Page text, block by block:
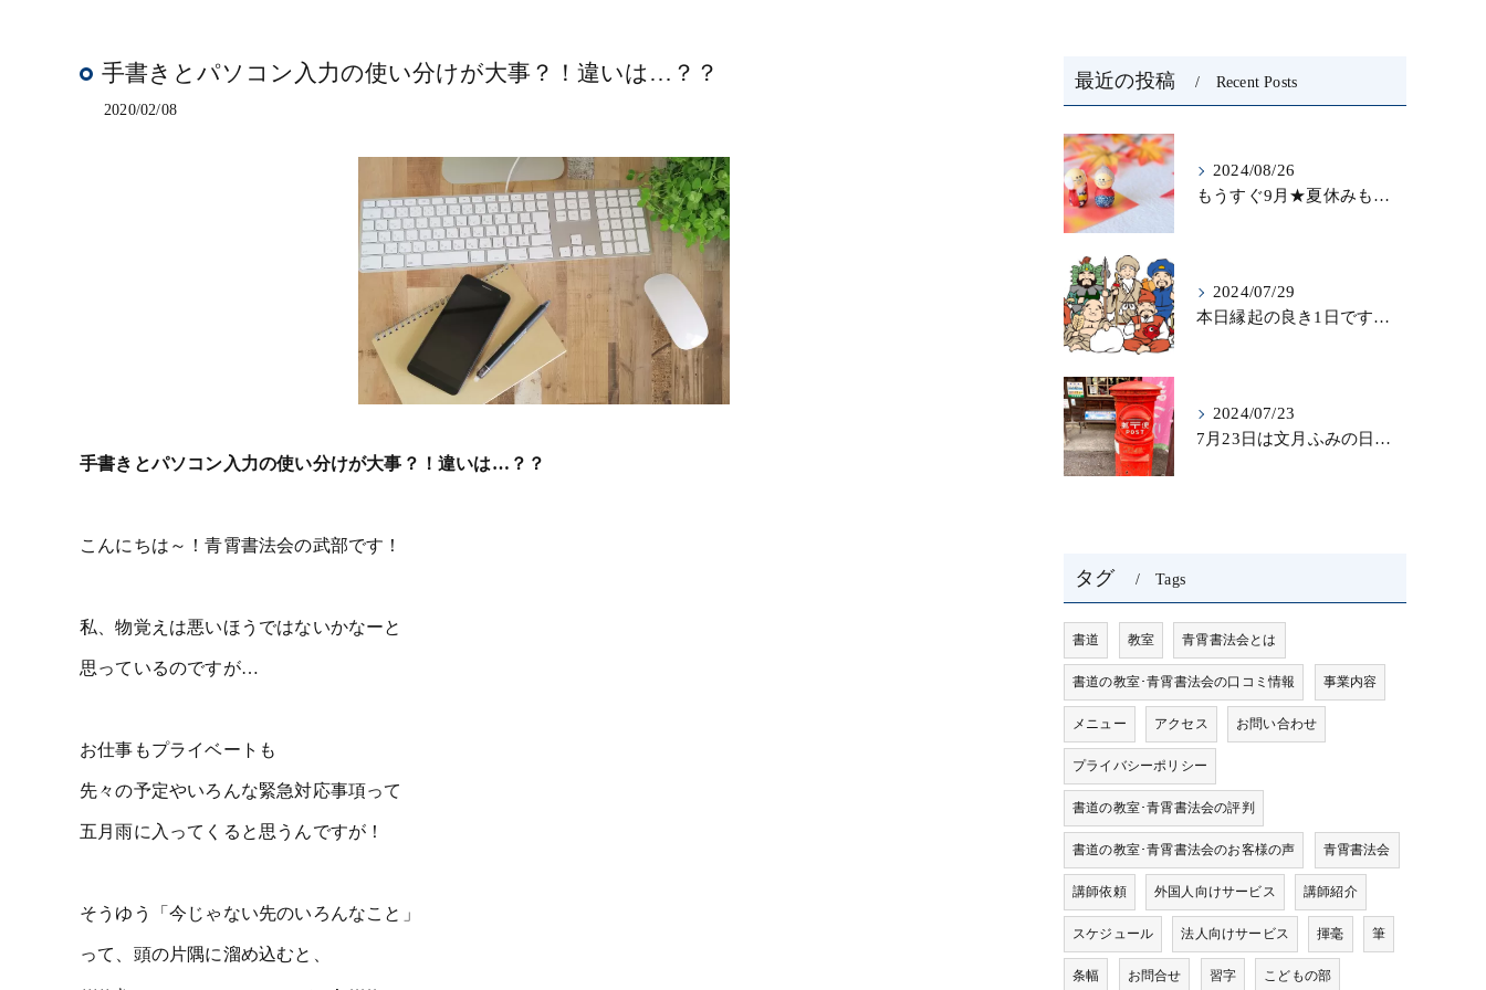
手書きとパソコン入力の使い分けが大事？！違いは…？？
2020/02/08
手書きとパソコン入力の使い分けが大事？！違いは…？？
こんにちは～！青霄書法会の武部です！
私、物覚えは悪いほうではないかなーと
思っているのですが…
お仕事もプライベートも
先々の予定やいろんな緊急対応事項って
五月雨に入ってくると思うんですが！
そうゆう「今じゃない先のいろんなこと」
って、頭の片隅に溜め込むと、
最近の投稿 Recent Posts
2024/08/26
もうすぐ9月★夏休みも終わりを迎え…秋になったら新しいことを始めよう♪大人の趣味に書道なら青霄書法会へ！
2024/07/29
本日縁起の良き1日ですね！縁起を担いで、新しいことをはじめる♪大人の趣味に書道なら「青霄書法会」
2024/07/23
7月23日は文月ふみの日！！お手紙を書く習慣を…★書道のお稽古なら大阪の書道教室「青霄書法会」
タグ Tags
書道 教室 青霄書法会とは
書道の教室･青霄書法会の口コミ情報 事業内容
メニュー アクセス お問い合わせ
プライバシーポリシー
書道の教室･青霄書法会の評判
書道の教室･青霄書法会のお客様の声 青霄書法会
講師依頼 外国人向けサービス 講師紹介
スケジュール 法人向けサービス 揮毫 筆
条幅 お問合せ 習字 こどもの部